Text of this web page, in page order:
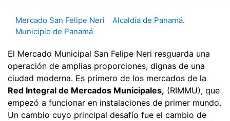
Mercado San Felipe Neri
Alcaldía de Panamá.
Municipio de Panamá
El Mercado Municipal San Felipe Neri resguarda una
operación de amplias proporciones, dignas de una
ciudad moderna. Es primero de los mercados de la
Red Integral de Mercados Municipales, (RIMMU), que
empezó a funcionar en instalaciones de primer mundo.
Un cambio cuyo principal desafío fue el cambio de